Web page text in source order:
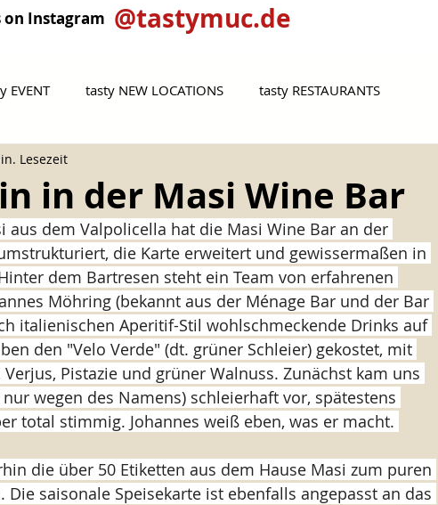
on Instagram @tastymuc.de
EVENT tasty NEW LOCATIONS tasty RESTAURANTS
tasty ALMKÜCHE by Lux & Manu
in der Masi Wine Bar
Lesezeit
aus dem Valpolicella hat die Masi Wine Bar an der
die Karte erweitert und gewissermaßen in
dem Bartresen steht ein Team von erfahrenen
Möhring (bekannt aus der Ménage Bar und der Bar
italienischen Aperitif-Stil wohlschmeckende Drinks auf
den "Velo Verde" (dt. grüner Schleier) gekostet, mit
Pistazie und grüner Walnuss. Zunächst kam uns
wegen des Namens) schleierhaft vor, spätestens
total stimmig. Johannes weiß eben, was er macht.
die über 50 Etiketten aus dem Hause Masi zum puren
saisonale Speisekarte ist ebenfalls angepasst an das